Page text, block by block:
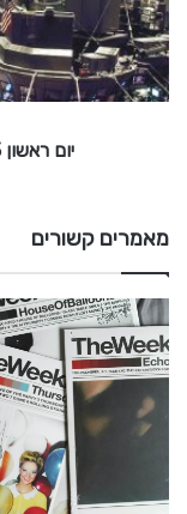
ה
ו
ש
ו
ן
2
0
2
5
כ
ו
ת
פ
יום ראשון 23 מרץ 2025 כותרות פיננסים
מאמרים קשורים